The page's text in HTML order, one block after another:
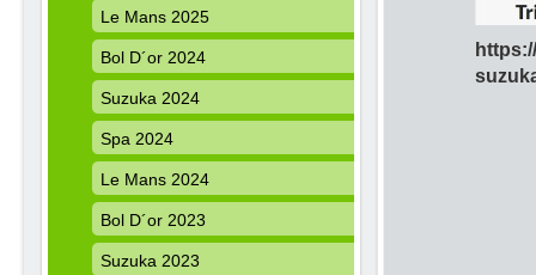
Le Mans 2025
Bol D´or 2024
Suzuka 2024
Spa 2024
Le Mans 2024
Bol D´or 2023
Suzuka 2023